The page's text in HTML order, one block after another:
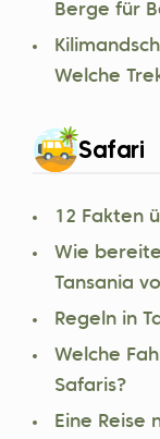
Berge für
Welche
Safari
12 Fakten
Wie
Tansania
Regeln in
Welche
Safaris?
Eine Reise